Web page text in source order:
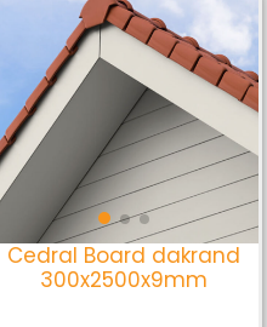
Cedral Board dakrand
300x2500x9mm